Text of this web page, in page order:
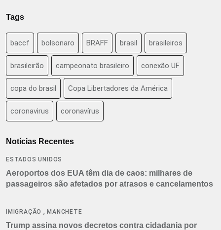
Tags
baccf bolsonaro BRAFF brasil brasileiros
brasileirão campeonato brasileiro conexão UF
copa do brasil Copa Libertadores da América
coronavirus coronavírus
Notícias Recentes
ESTADOS UNIDOS
Aeroportos dos EUA têm dia de caos: milhares de
passageiros são afetados por atrasos e cancelamentos
IMIGRAÇÃO ,MANCHETE
Trump assina novos decretos contra cidadania por